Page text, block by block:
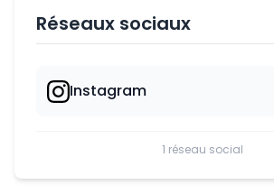
Réseaux sociaux
Instagram
1 réseau social